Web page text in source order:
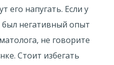
его напугать. Если у
был негативный опыт
не говорите
Стоит избегать